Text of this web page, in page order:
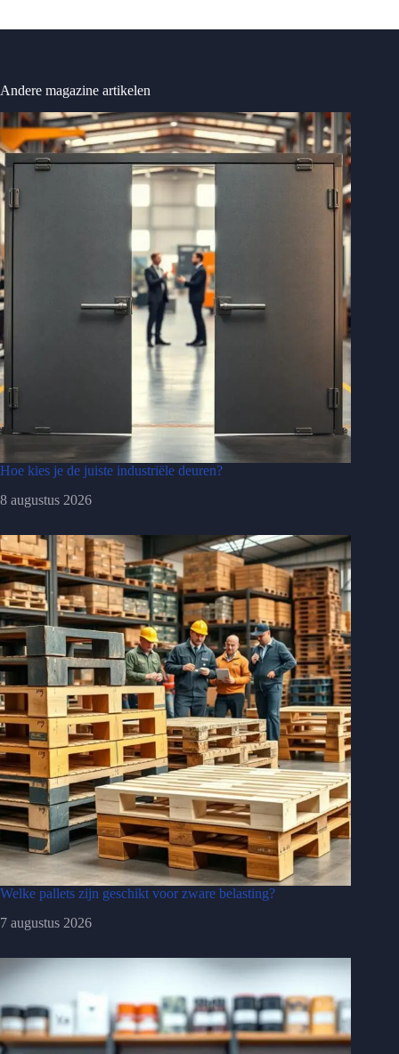
Andere magazine artikelen
Hoe kies je de juiste industriële deuren?
8 augustus 2026
Welke pallets zijn geschikt voor zware belasting?
7 augustus 2026